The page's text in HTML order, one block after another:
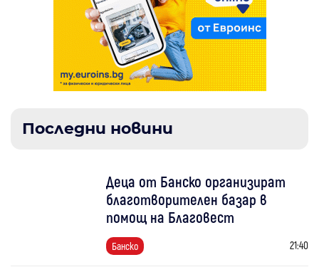
Последни новини
Деца от Банско организират
благотворителен базар в
помощ на Благовест
Банско 21:40